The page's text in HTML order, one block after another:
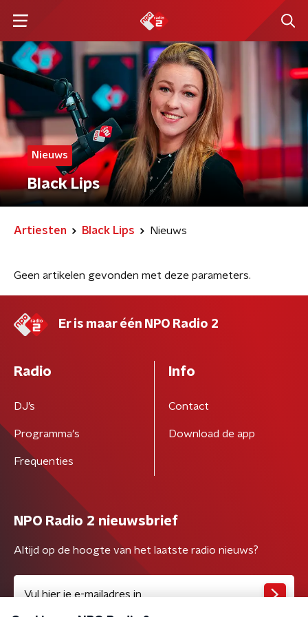
Nieuws
Black Lips
Artiesten Black Lips Nieuws
Geen artikelen gevonden met deze parameters.
Er is maar één NPO Radio 2
Radio
DJ’s
Programma's
Frequenties
Info
Contact
Download de app
NPO Radio 2 nieuwsbrief
Altijd op de hoogte van het laatste radio nieuws?